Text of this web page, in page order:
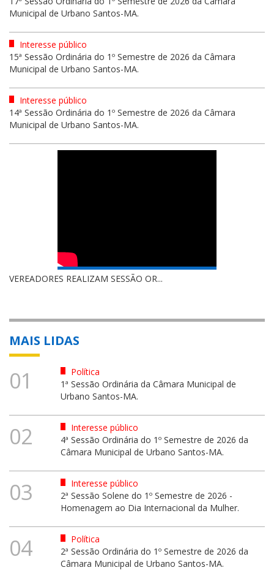
Municipal de Urbano Santos-MA.
Interesse público
15ª Sessão Ordinária do 1º Semestre de 2026 da Câmara
Municipal de Urbano Santos-MA.
Interesse público
14ª Sessão Ordinária do 1º Semestre de 2026 da Câmara
Municipal de Urbano Santos-MA.
VEREADORES REALIZAM SESSÃO OR...
MAIS LIDAS
01
Política
1ª Sessão Ordinária da Câmara Municipal de
Urbano Santos-MA.
02
Interesse público
4ª Sessão Ordinária do 1º Semestre de 2026 da
Câmara Municipal de Urbano Santos-MA.
03
Interesse público
2ª Sessão Solene do 1º Semestre de 2026 -
Homenagem ao Dia Internacional da Mulher.
04
Política
2ª Sessão Ordinária do 1º Semestre de 2026 da
Câmara Municipal de Urbano Santos-MA.